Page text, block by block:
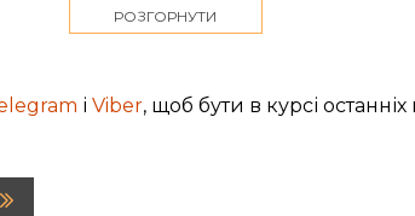
Fossil Ammonites and Wood in
123–144.
РОЗГОРНУТИ
іViber, щоб бути в курсі